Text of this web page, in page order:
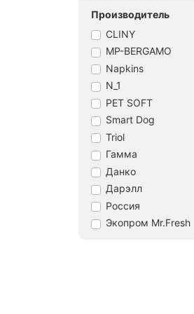
Производитель
CLINY
MP-BERGAMO
Napkins
N_1
PET SOFT
Smart Dog
Triol
Гамма
Данко
Дарэлл
Россия
Экопром Mr.Fresh